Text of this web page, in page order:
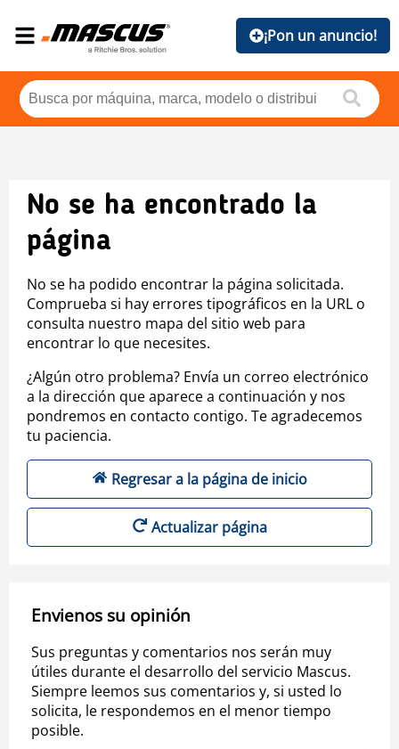
¡Pon un anuncio!
No se ha encontrado la
página
No se ha podido encontrar la página solicitada.
Comprueba si hay errores tipográficos en la URL o
consulta nuestro mapa del sitio web para
encontrar lo que necesites.
¿Algún otro problema? Envía un correo electrónico
a la dirección que aparece a continuación y nos
pondremos en contacto contigo. Te agradecemos
tu paciencia.
Regresar a la página de inicio
Actualizar página
Envienos su opinión
Sus preguntas y comentarios nos serán muy
útiles durante el desarrollo del servicio Mascus.
Siempre leemos sus comentarios y, si usted lo
solicita, le respondemos en el menor tiempo
posible.